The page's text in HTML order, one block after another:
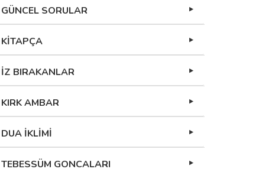
GÜNCEL SORULAR
KİTAPÇA
İZ BIRAKANLAR
KIRK AMBAR
DUA İKLİMİ
TEBESSÜM GONCALARI